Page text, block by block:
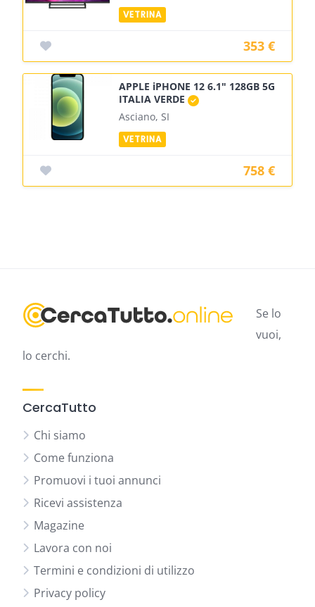
353 €
APPLE iPHONE 12 6.1" 128GB 5G
ITALIA VERDE
Asciano, SI
758 €
Se lo
vuoi,
lo cerchi.
CercaTutto
Chi siamo
Come funziona
Promuovi i tuoi annunci
Ricevi assistenza
Magazine
Lavora con noi
Termini e condizioni di utilizzo
Privacy policy